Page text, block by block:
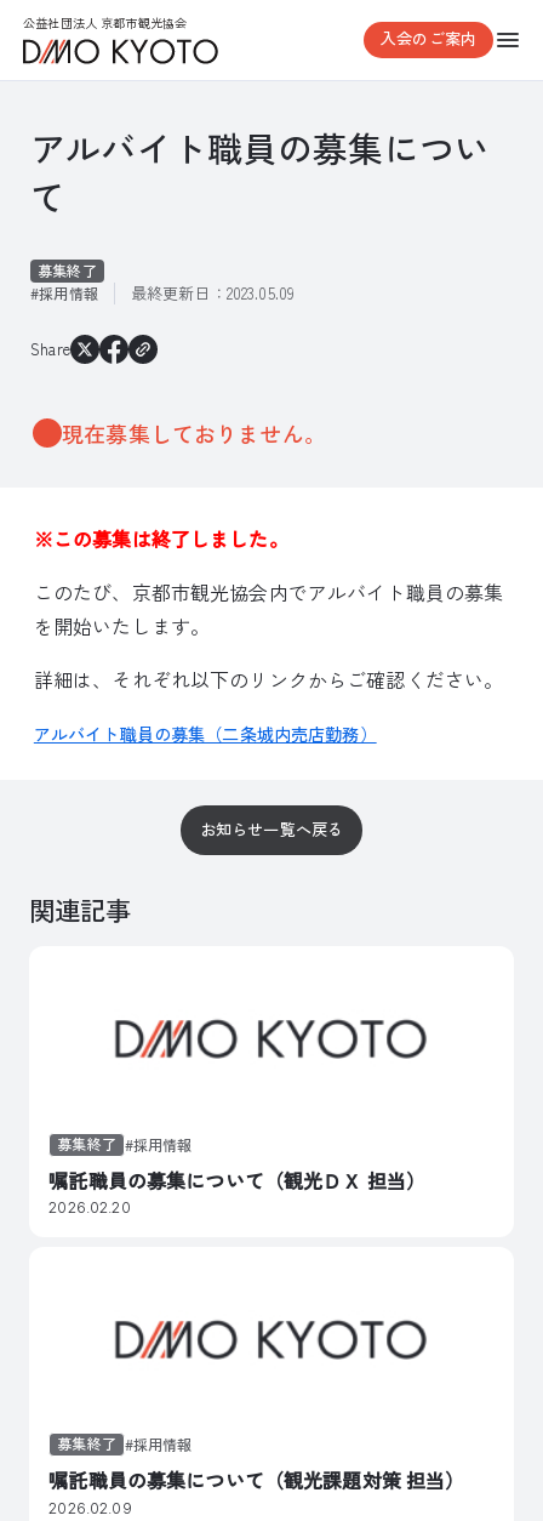
公益社団法人 京都市観光協会
入会のご案内
アルバイト職員の募集につい
て
募集終了
採用情報
最終更新日： 2023.05.09
Share
現在募集しておりません。
※この募集は終了しました。
このたび、京都市観光協会内でアルバイト職員の募集
を開始いたします。
詳細は、それぞれ以下のリンクからご確認ください。
アルバイト職員の募集（二条城内売店勤務）
お知らせ一覧へ戻る
関連記事
募集終了 採用情報
嘱託職員の募集について（観光ＤＸ 担当）
2026.02.20
募集終了 採用情報
嘱託職員の募集について（観光課題対策 担当）
2026.02.09